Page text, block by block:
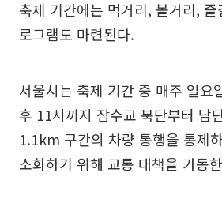
축제 기간에는 먹거리, 볼거리,
로그램도 마련된다.
서울시는 축제 기간 중 매주 일요
후 11시까지 잠수교 북단부터 남
1.1km 구간의 차량 통행을 통제
소화하기 위해 교통 대책을 가동